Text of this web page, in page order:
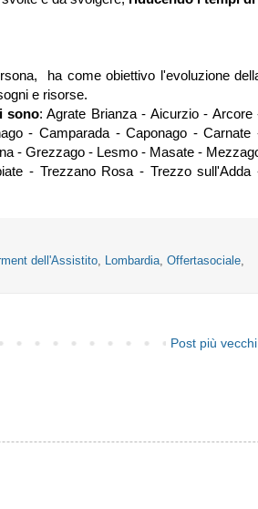
ha come obiettivo l'evoluzione
e risorse.
sono:Agrate Brianza - Aicurzio - Arcore
- Camparada - Caponago - Carnate
- Grezzago - Lesmo - Masate -
- Trezzano Rosa - Trezzo sull'Adda
dell'Assistito, Lombardia, Offertasociale,
Post più vecchi